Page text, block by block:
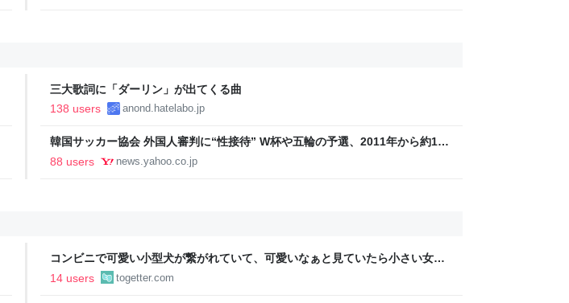
三大歌詞に「ダーリン」が出てくる曲
138 users
anond.hatelabo.jp
韓国サッカー協会 外国人審判に“性接待” W杯や五輪の予選、2011年から約1年
間で10人余に対し JNN報告書入手（TBS NEWS DIG Powered by JNN） -
88 users news.yahoo.co.jp
コンビニで可愛い小型犬が繋がれていて、可愛いなぁと見ていたら小さい女の
子連れの母親がやってきて、子供が「可愛い！欲しい！」と言うと「連れて帰
14 users togetter.com